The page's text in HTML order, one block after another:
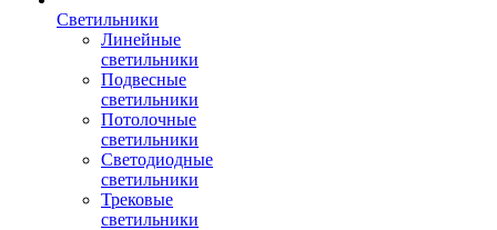
Светильники
Линейные
светильники
Подвесные
светильники
Потолочные
светильники
Светодиодные
светильники
Трековые
светильники